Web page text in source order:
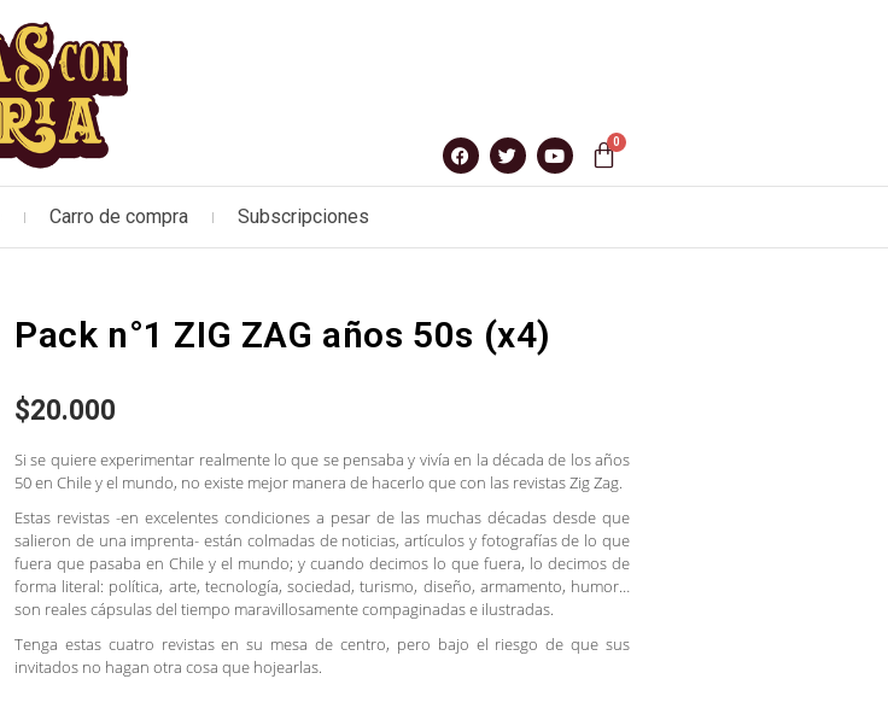
Carro de compra Subscripciones
Pack n°1 ZIG ZAG años 50s (x4)
$20.000
Si se quiere experimentar realmente lo que se pensaba y vivía en la década de los años
50 en Chile y el mundo, no existe mejor manera de hacerlo que con las revistas Zig Zag.
Estas revistas -en excelentes condiciones a pesar de las muchas décadas desde que
salieron de una imprenta- están colmadas de noticias, artículos y fotografías de lo que
fuera que pasaba en Chile y el mundo; y cuando decimos lo que fuera, lo decimos de
forma literal: política, arte, tecnología, sociedad, turismo, diseño, armamento, humor…
son reales cápsulas del tiempo maravillosamente compaginadas e ilustradas.
Tenga estas cuatro revistas en su mesa de centro, pero bajo el riesgo de que sus
invitados no hagan otra cosa que hojearlas.